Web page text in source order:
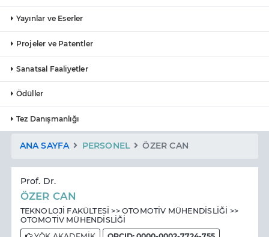
Yayınlar ve Eserler
Projeler ve Patentler
Sanatsal Faaliyetler
Ödüller
Tez Danışmanlığı
ANA SAYFA PERSONEL ÖZER CAN
Prof. Dr.
ÖZER CAN
TEKNOLOJİ FAKÜLTESİ >> OTOMOTİV MÜHENDİSLİĞİ >>
OTOMOTİV MÜHENDİSLİĞİ